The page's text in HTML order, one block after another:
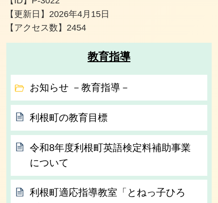
【更新日】 2026年4月15日
【アクセス数】 2454
教育指導
お知らせ －教育指導－
利根町の教育目標
令和8年度利根町英語検定料補助事業
について
利根町適応指導教室「とねっ子ひろ